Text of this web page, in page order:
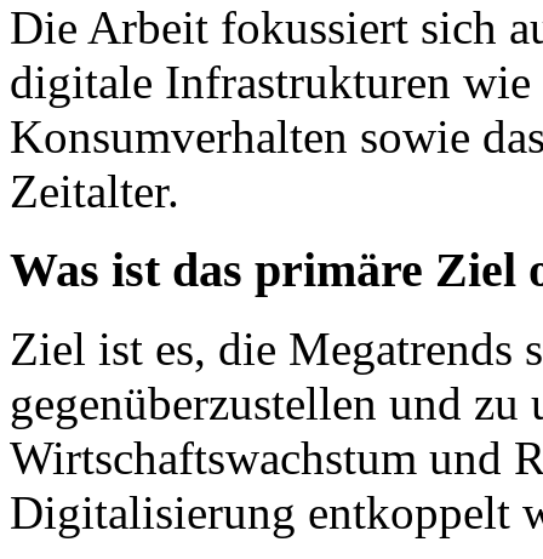
Die Arbeit fokussiert sich
digitale Infrastrukturen
Konsumverhalten sowie
Zeitalter.
Was ist das primäre Ziel
Ziel ist es, die Megatrends
gegenüberzustellen und zu
Wirtschaftswachstum und
Digitalisierung entkoppelt